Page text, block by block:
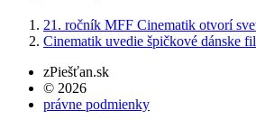
21. ročník MFF Cinematik otvorí
Cinematik uvedie špičkové dánske
zPiešťan.sk
© 2026
právne podmienky